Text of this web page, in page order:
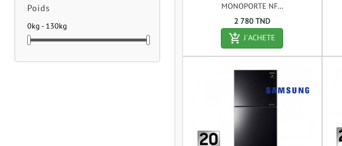
Poids
0kg - 130kg
MONOPORTE NF...
Prix
2 780 TND
add_shopping_cart-outlined
J´ACHETE